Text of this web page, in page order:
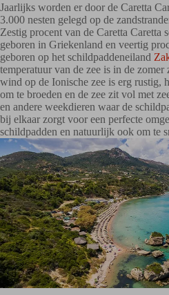
Jaarlijks worden er door de Caretta
3.000 nesten gelegd op de
Zestig procent van de Caretta Caretta
geboren in Griekenland en veertig
geboren op het schildpaddeneiland
temperatuur van de zee is in de zomer
wind op de Ionische zee is erg rustig,
om te broeden en de zee zit vol met
en andere weekdieren waar de
bij elkaar zorgt voor een perfecte
schildpadden en natuurlijk ook om te